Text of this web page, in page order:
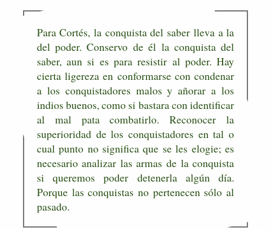
Para Cortés, la conquista del saber lleva a la
del poder. Conservo de él la conquista del
saber, aun si es para resistir al poder. Hay
cierta ligereza en conformarse con condenar
a los conquistadores malos y añorar a los
indios buenos, como si bastara con identificar
al mal pata combatirlo. Reconocer la
superioridad de los conquistadores en tal o
cual punto no significa que se les elogie; es
necesario analizar las armas de la conquista
si queremos poder detenerla algún día.
Porque las conquistas no pertenecen sólo al
pasado.